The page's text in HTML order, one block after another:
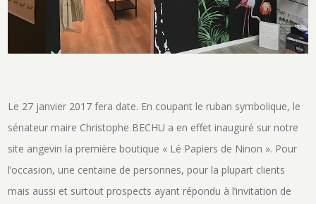
Le 27 janvier 2017 fera date. En coupant le ruban symbolique, le
sénateur maire Christophe BECHU a en effet inauguré sur notre
site angevin la première boutique « Lé Papiers de Ninon ». Pour
l’occasion, une centaine de personnes, pour la plupart clients
mais aussi et surtout prospects ayant répondu à l’invitation de